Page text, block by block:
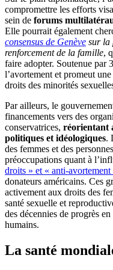
compromettre les efforts
sein de forums
Elle pourrait également
consensus de Genève sur la
renforcement de la famille,
faire adopter. Soutenue par
l’avortement et promeut
droits des minorités
Par ailleurs, le
financements vers des
conservatrices, réorientant
politiques et idéologiques.
des femmes et des
préoccupations quant à
droits » et « anti-avortement
donateurs américains. Ces
activement aux droits des
santé sexuelle et
des décennies de progrès
humains.
La santé